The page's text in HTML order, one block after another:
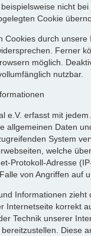
nicht
Cookie
Cookies durch
Ferner
möglich.
nutzbar.
e.V. erfasst mit
allgemeinen Daten
System
welche
Protokoll-Adresse
von Angriffen auf
Informationen
Internetseite korrekt
Technik unserer
Diese